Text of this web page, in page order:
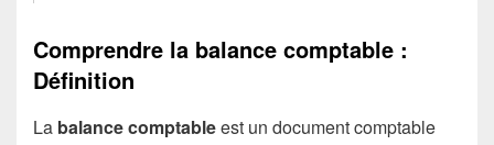
Comprendre la balance comptable :
Définition
La balance comptableest un document comptable